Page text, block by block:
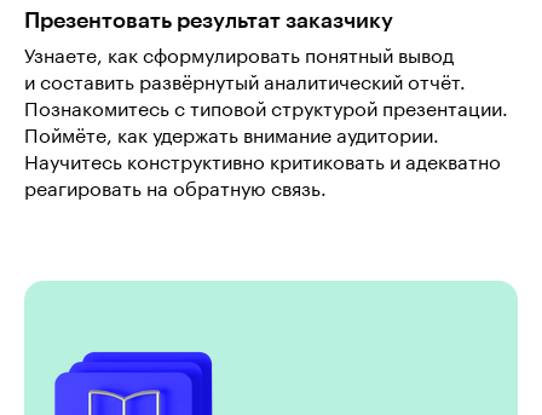
Презентовать результат заказчику
Узнаете, как сформулировать понятный вывод
и составить развёрнутый аналитический отчёт.
Познакомитесь с типовой структурой презентации.
Поймёте, как удержать внимание аудитории.
Научитесь конструктивно критиковать и адекватно
реагировать на обратную связь.